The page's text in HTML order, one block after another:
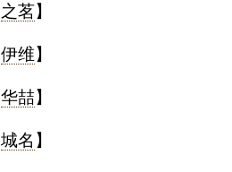
之茗】
伊维】
华喆】
城名 】